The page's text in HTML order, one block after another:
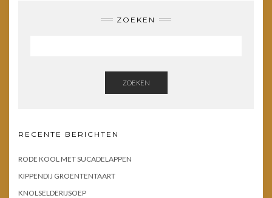
ZOEKEN
ZOEKEN
RECENTE BERICHTEN
RODE KOOL MET SUCADELAPPEN
KIPPENDIJ GROENTENTAART
KNOLSELDERIJSOEP